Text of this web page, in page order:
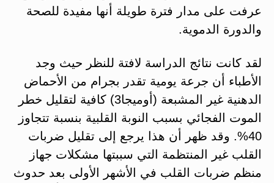
عرفت على مدار فترة طويلة أنها مفيدة للصحة
والدورة الدموية.
لقد كانت نتائج الدراسة لافتة للنظر حيث وجد
الأطباء أن جرعة يومية تقدر بجرام من الأحماض
الدهنية غير المشبعة (أوميجا3) كافية لتقليل خطر
الموت الفجائي بسبب النوبة القلبية بنسبة تتجاوز
40%. وقد ظهر أن هذا يرجع إلى تقليل ضربات
القلب غير المنتظمة التي سببتها مشكلات جهاز
منظم ضربات القلب في الأشهر الأولى بعد حدوث